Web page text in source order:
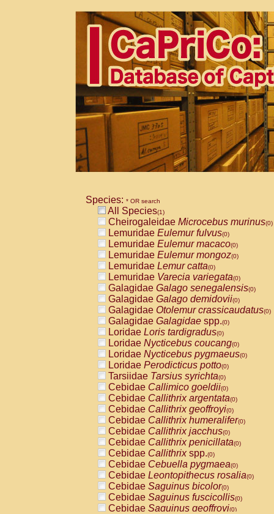
Species: * OR search
All Species(1)
Cheirogaleidae Microcebus murinus(0)
Lemuridae Eulemur fulvus(0)
Lemuridae Eulemur macaco(0)
Lemuridae Eulemur mongoz(0)
Lemuridae Lemur catta(0)
Lemuridae Varecia variegata(0)
Galagidae Galago senegalensis(0)
Galagidae Galago demidovii(0)
Galagidae Otolemur crassicaudatus(0)
Galagidae Galagidae spp.(0)
Loridae Loris tardigradus(0)
Loridae Nycticebus coucang(0)
Loridae Nycticebus pygmaeus(0)
Loridae Perodicticus potto(0)
Tarsiidae Tarsius syrichta(0)
Cebidae Callimico goeldii(0)
Cebidae Callithrix argentata(0)
Cebidae Callithrix geoffroyi(0)
Cebidae Callithrix humeralifer(0)
Cebidae Callithrix jacchus(0)
Cebidae Callithrix penicillata(0)
Cebidae Callithrixspp.(0)
Cebidae Cebuella pygmaea(0)
Cebidae Leontopithecus rosalia(0)
Cebidae Saguinus bicolor(0)
Cebidae Saguinus fuscicollis(0)
Cebidae Saguinus geoffroyi(0)